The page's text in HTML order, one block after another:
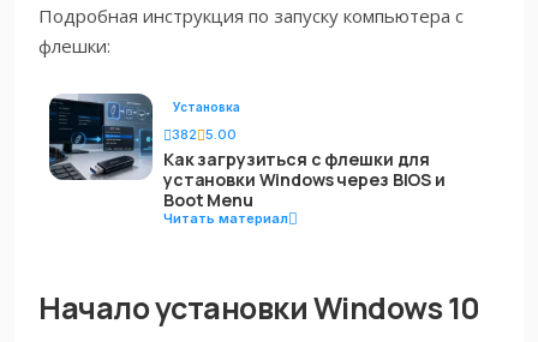
Подробная инструкция по запуску компьютера с
флешки:
Установка
382 5.00
Как загрузиться с флешки для
установки Windows через BIOS и
Boot Menu
Читать материал
Начало установки Windows 10